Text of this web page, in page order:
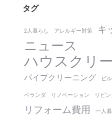
タグ
2人暮らし アレルギー対策 キ
ニュース
ハウスクリ
パイプクリーニング ビ
ベランダ リノベーション リビ
リフォーム費用 一人